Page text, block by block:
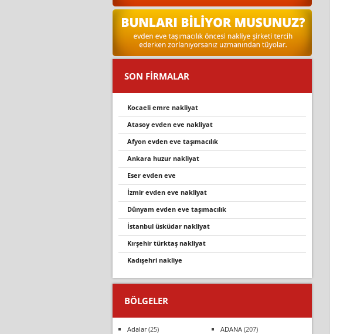
SON FİRMALAR
kocaeli emre nakliyat
atasoy evden eve nakliyat
afyon evden eve taşımacılık
ankara huzur nakliyat
eser evden eve
i̇zmir evden eve nakliyat
dünyam evden eve taşımacılık
i̇stanbul üsküdar nakliyat
kırşehir türktaş nakliyat
kadişehri̇ nakli̇ye
BÖLGELER
Adalar(25) ADANA (207)